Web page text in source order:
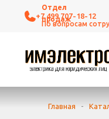
+7 499 707-18-12
Главная -